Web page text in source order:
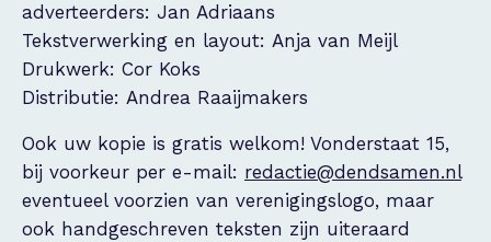
adverteerders: Jan Adriaans
Tekstverwerking en layout: Anja van Meijl
Drukwerk: Cor Koks
Distributie: Andrea Raaijmakers
Ook uw kopie is gratis welkom! Vonderstaat 15,
bij voorkeur per e-mail: redactie@dendsamen.nl
eventueel voorzien van verenigingslogo, maar
ook handgeschreven teksten zijn uiteraard